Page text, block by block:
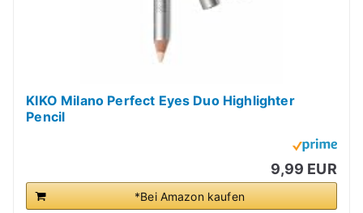
KIKO Milano Perfect Eyes Duo Highlighter
Pencil
9,99 EUR
*Bei Amazon kaufen